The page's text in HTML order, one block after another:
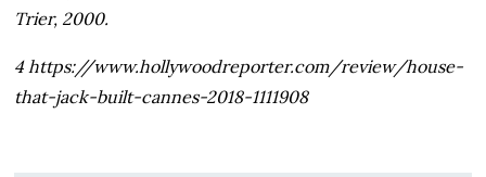
Trier, 2000.
4 https://www.hollywoodreporter.com/review/house-
that-jack-built-cannes-2018-1111908